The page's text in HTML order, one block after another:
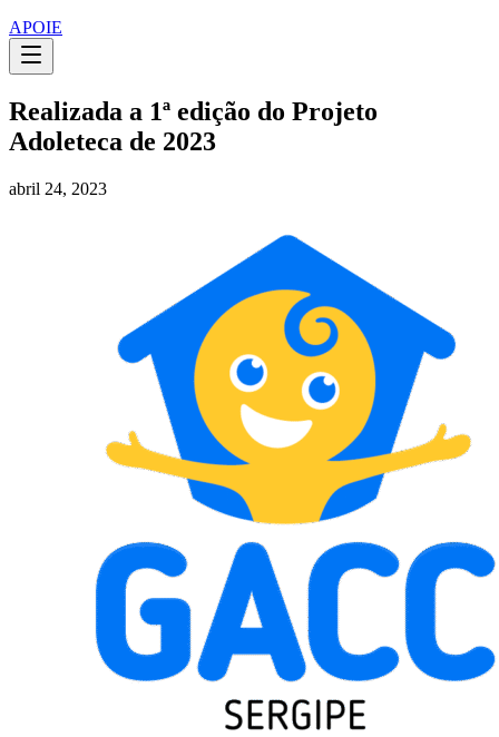
APOIE
Realizada a 1ª edição do Projeto
Adoleteca de 2023
abril 24, 2023